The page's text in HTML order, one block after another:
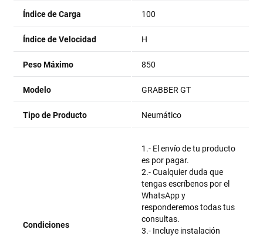
Índice de Carga 100
Índice de Velocidad H
Peso Máximo 850
Modelo GRABBER GT
Tipo de Producto Neumático
Condiciones
1.- El envío de tu producto
es por pagar.
2.- Cualquier duda que
tengas escríbenos por el
WhatsApp y
responderemos todas tus
consultas.
3.- Incluye instalación